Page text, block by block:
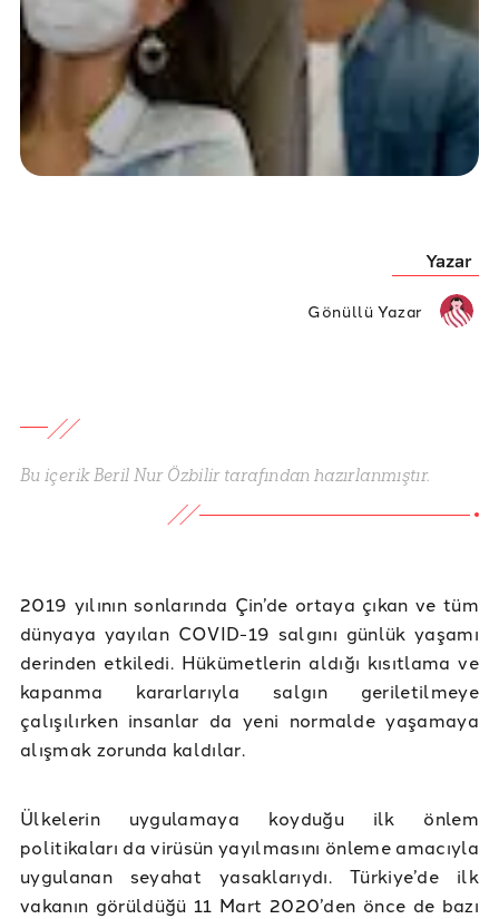
Yazar
Gönüllü Yazar
Bu içerik Beril Nur Özbilir tarafından hazırlanmıştır.
2019 yılının sonlarında Çin’de ortaya çıkan ve tüm
dünyaya yayılan COVID-19 salgını günlük yaşamı
derinden etkiledi. Hükümetlerin aldığı kısıtlama ve
kapanma kararlarıyla salgın geriletilmeye
çalışılırken insanlar da yeni normalde yaşamaya
alışmak zorunda kaldılar.
Ülkelerin uygulamaya koyduğu ilk önlem
politikaları da virüsün yayılmasını önleme amacıyla
uygulanan seyahat yasaklarıydı. Türkiye’de ilk
vakanın görüldüğü 11 Mart 2020’den önce de bazı